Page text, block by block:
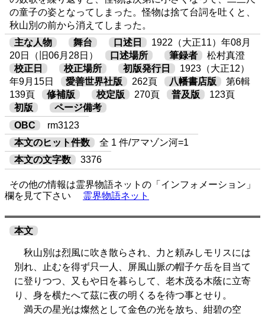
の童子の姿となってしまった。怪物は捨て台詞を吐くと、
秋山別の前から消えてしまった。
主な人物
舞台 口述日
1922（大正11）年08月
20日（旧06月28日）
口述場所 筆録者
松村真澄
校正日
校正場所 初版発行日
1923（大正12）
年9月15日
愛善世界社版 262頁 八幡書店版
第6輯
139頁
修補版 校定版 270頁 普及版
123頁
初版
ページ備考
OBC
rm3123
本文のヒット件数
全 1 件/アマゾン河=1
本文の文字数
3376
その他の情報は霊界物語ネットの「インフォメーション」
欄を見て下さい
霊界物語ネット
本文
秋山別は烈風に吹き散らされ、力と頼みしモリスには
別れ、止むを得ず只一人、屏風山脈の帽子ケ岳を目当て
に登りつつ、又もや日を暮らして、老木茂る木蔭に立寄
り、身を横たへて茲に夜の明くるを待つ事とせり。
満天の星光は燦然として金色の光を放ち、紺碧の空